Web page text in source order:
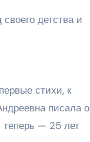
детства и
стихи, к
писала о
теперь — 25 лет